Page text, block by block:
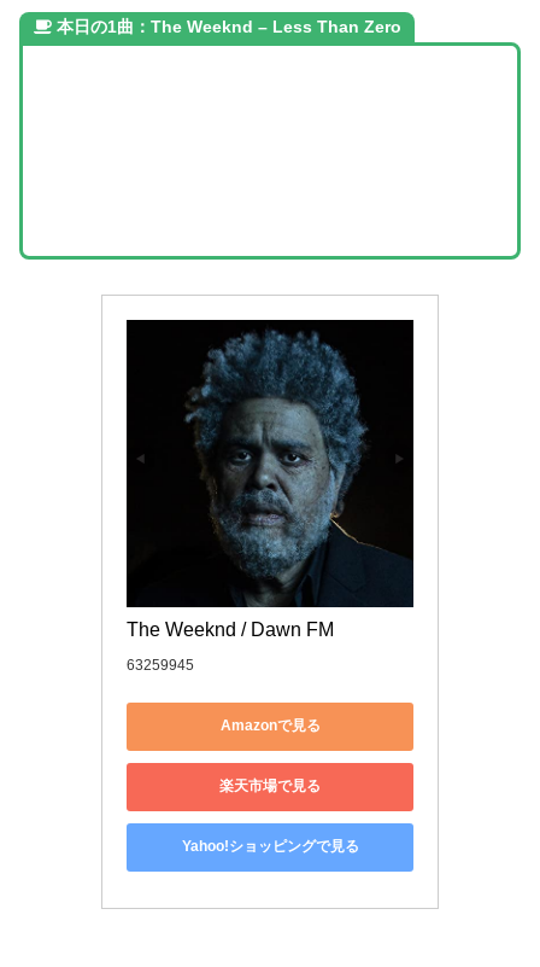
本日の1曲：The Weeknd – Less Than Zero
The Weeknd / Dawn FM
63259945
Amazonで見る
楽天市場で見る
Yahoo!ショッピングで見る